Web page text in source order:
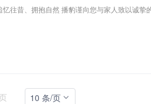
往昔、拥抱自然 播豹谨向您与家人致以诚
10 条/页